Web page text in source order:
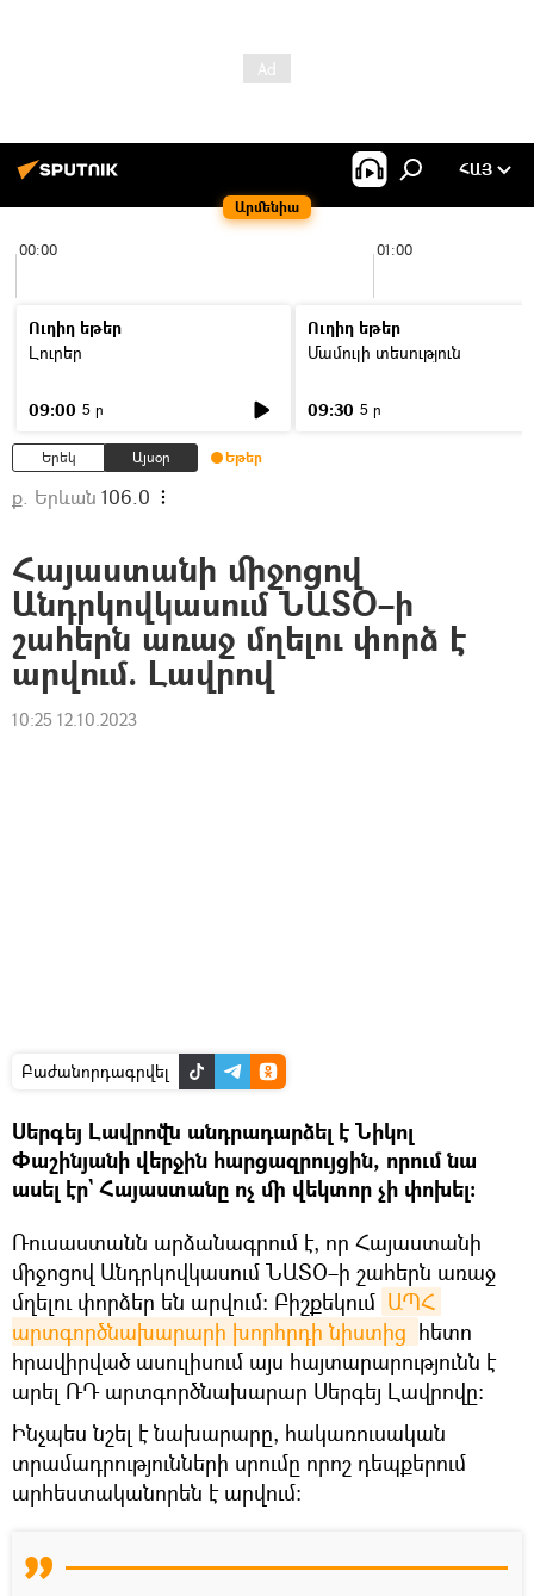
Արմենիա
ՀԱՅ
00:00 01:00
Ուղիղ եթեր
Լուրեր
09:00 5 ր
Ուղիղ եթեր
Մամուլի տեսություն
09:30 5 ր
Երեկ Այսօր Եթեր
ք. Երևան 106.0
Հայաստանի միջոցով
Անդրկովկասում ՆԱՏՕ–ի
շահերն առաջ մղելու փորձ է
արվում. Լավրով
10:25 12.10.2023
Բաժանորդագրվել
Սերգեյ Լավրովն անդրադարձել է Նիկոլ
Փաշինյանի վերջին հարցազրույցին, որում նա
ասել էր` Հայաստանը ոչ մի վեկտոր չի փոխել։
Ռուսաստանն արձանագրում է, որ Հայաստանի
միջոցով Անդրկովկասում ՆԱՏՕ–ի շահերն առաջ
մղելու փորձեր են արվում։ Բիշքեկում ԱՊՀ
արտգործնախարարի խորհրդի նիստից հետո
հրավիրված ասուլիսում այս հայտարարությունն է
արել ՌԴ արտգործնախարար Սերգեյ Լավրովը։
Ինչպես նշել է նախարարը, հակառուսական
տրամադրությունների սրումը որոշ դեպքերում
արհեստականորեն է արվում։